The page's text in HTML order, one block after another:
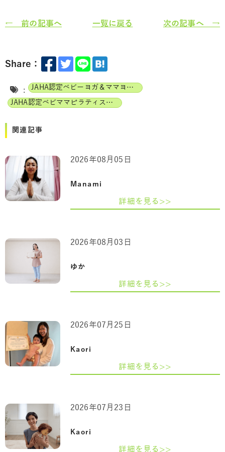
← 前の記事へ 一覧に戻る 次の記事へ →
Share：
:
JAHA認定ベビーヨガ＆ママヨガインストラクター
JAHA認定ベビママピラティスインストラクター
関連記事
Manami
2026年08月05日
詳細を見る>>
ゆか
2026年08月03日
詳細を見る>>
Kaori
2026年07月25日
詳細を見る>>
Kaori
2026年07月23日
詳細を見る>>